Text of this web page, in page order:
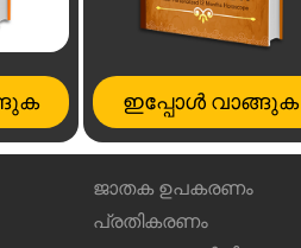
ഇപ്പോൾ വാങ്ങുക
ജാതക ഉപകരണം
പ്രതികരണം